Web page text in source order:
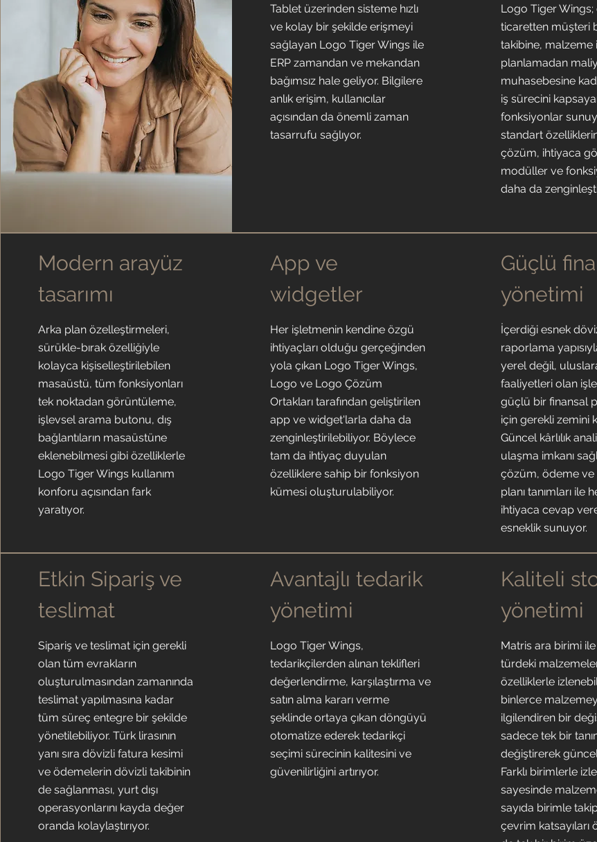
Tablet üzerinden sisteme hızlı
ve kolay bir şekilde erişmeyi
sağlayan Logo Tiger Wings ile
ERP zamandan ve mekandan
bağımsız hale geliyor. Bilgilere
anlık erişim, kullanıcılar
açısından da önemli zaman
tasarrufu sağlıyor.
Logo Tiger Wings;
ticaretten müşteri
takibine, malzeme
planlamadan
muhasebesine
iş sürecini
fonksiyonlar
standart
çözüm, ihtiyaca
modüller ve
daha da
Modern arayüz
tasarımı
Arka plan özelleştirmeleri,
sürükle-bırak özelliğiyle
kolayca kişiselleştirilebilen
masaüstü, tüm fonksiyonları
tek noktadan görüntüleme,
işlevsel arama butonu, dış
bağlantıların masaüstüne
eklenebilmesi gibi özelliklerle
Logo Tiger Wings kullanım
konforu açısından fark
yaratıyor.
App ve
widgetler
Her işletmenin kendine özgü
ihtiyaçları olduğu gerçeğinden
yola çıkan Logo Tiger Wings,
Logo ve Logo Çözüm
Ortakları tarafından geliştirilen
app ve widget'larla daha da
zenginleştirilebiliyor. Böylece
tam da ihtiyaç duyulan
özelliklere sahip bir fonksiyon
kümesi oluşturulabiliyor.
Güçlü
yönetimi
İçerdiği esnek
raporlama
yerel değil,
faaliyetleri olan
güçlü bir finansal
için gerekli zemini
Güncel kârlılık
ulaşma imkanı
çözüm, ödeme ve
planı tanımları ile
ihtiyaca cevap
esneklik sunuyor.
Etkin Sipariş ve
teslimat
Sipariş ve teslimat için gerekli
olan tüm evrakların
oluşturulmasından zamanında
teslimat yapılmasına kadar
tüm süreç entegre bir şekilde
yönetilebiliyor. Türk lirasının
yanı sıra dövizli fatura kesimi
ve ödemelerin dövizli takibinin
de sağlanması, yurt dışı
operasyonlarını kayda değer
oranda kolaylaştırıyor.
Avantajlı tedarik
yönetimi
Logo Tiger Wings,
tedarikçilerden alınan teklifleri
değerlendirme, karşılaştırma ve
satın alma kararı verme
şeklinde ortaya çıkan döngüyü
otomatize ederek tedarikçi
seçimi sürecinin kalitesini ve
güvenilirliğini artırıyor.
Kaliteli
yönetimi
Matris ara birimi ile
türdeki
özelliklerle
binlerce
ilgilendiren bir
sadece tek bir
değiştirerek
Farklı birimlerle
sayesinde
sayıda birimle
çevrim katsayıları